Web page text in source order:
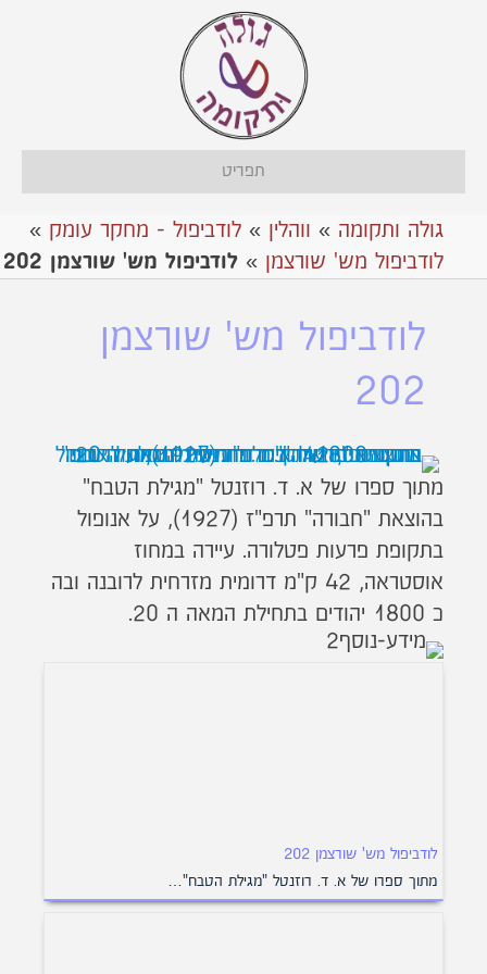
תפריט
גולה ותקומה » ווהלין » לודביפול - מחקר עומק »
לודביפול מש' שורצמן » לודביפול מש' שורצמן 202
לודביפול מש' שורצמן
202
מתוך ספרו של א. ד. רוזנטל "מגילת הטבח"
בהוצאת "חבורה" תרפ"ז (1927), על אנופול
בתקופת פרעות פטלורה. עיירה במחוז
אוסטראה, 42 ק"מ דרומית מזרחית לרובנה ובה
כ 1800 יהודים בתחילת המאה ה 20.
לודביפול מש' שורצמן 202
מתוך ספרו של א. ד. רוזנטל "מגילת הטבח"…